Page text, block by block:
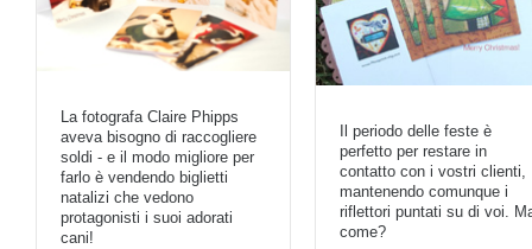
La fotografa Claire Phipps
aveva bisogno di raccogliere
soldi - e il modo migliore per
farlo è vendendo biglietti
natalizi che vedono
protagonisti i suoi adorati
cani!
Il periodo delle feste è
perfetto per restare in
contatto con i vostri clienti,
mantenendo comunque i
riflettori puntati su di voi.
come?